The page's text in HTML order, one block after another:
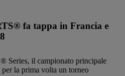
fa tappa in Francia e
Series, il campionato principale
la prima volta un torneo